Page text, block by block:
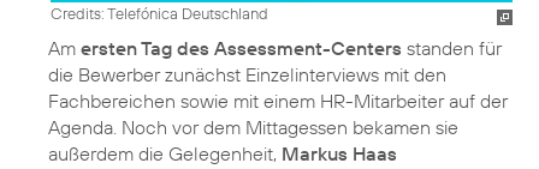
Credits: Telefónica Deutschland
Am ersten Tag des Assessment-Centers standen für
die Bewerber zunächst Einzelinterviews mit den
Fachbereichen sowie mit einem HR-Mitarbeiter auf der
Agenda. Noch vor dem Mittagessen bekamen sie
außerdem die Gelegenheit, Markus Haas